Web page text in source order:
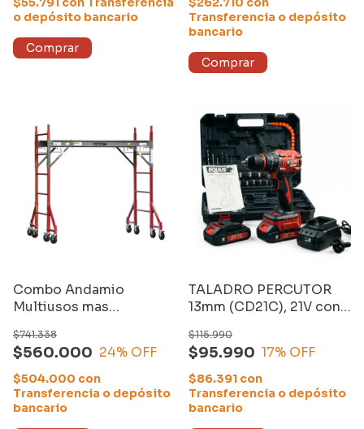
o depósito bancario
Transferencia o depósito
bancario
Combo Andamio
Multiusos mas
$560.000
$741.338
24% OFF
$504.000 con
Transferencia o depósito
bancario
TALADRO PERCUTOR
13mm (CD21C), 21V con
2000mAh y CARGADOR
$95.990
$115.990
17% OFF
$86.391 con
Transferencia o depósito
bancario